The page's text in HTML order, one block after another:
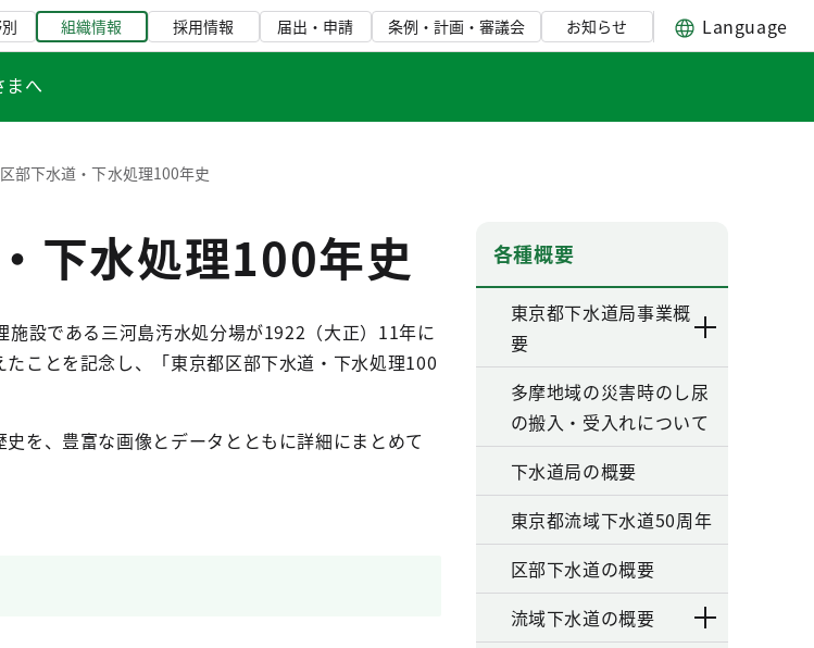
組織情報 採用情報 届出・申請 条例・計画・審議会 お知らせ Language
まへ
部下水道・下水処理100年史
下水処理100年史
設である三河島汚水処分場が1922（大正）11年に
ことを記念し、「東京都区部下水道・下水処理100
を、豊富な画像とデータとともに詳細にまとめて
各種概要
東京都下水道局事業概
要
多摩地域の災害時のし尿
の搬入・受入れについて
下水道局の概要
東京都流域下水道50周年
区部下水道の概要
流域下水道の概要